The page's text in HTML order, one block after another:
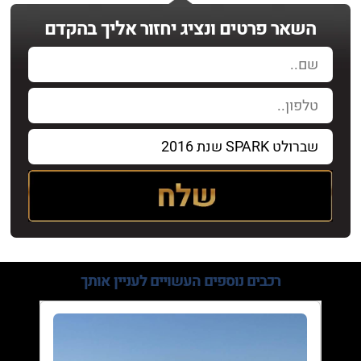
השאר פרטים ונציג יחזור אליך בהקדם
רכבים נוספיםהעשויים לעניין אותך